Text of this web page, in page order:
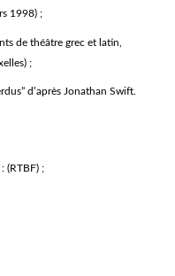
1998) ;
de théâtre grec et latin,
;
d’après Jonathan Swift.
(RTBF) ;